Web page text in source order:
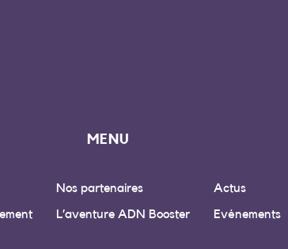
MENU
Nos partenaires Actus
L’aventure ADN Booster Evénements